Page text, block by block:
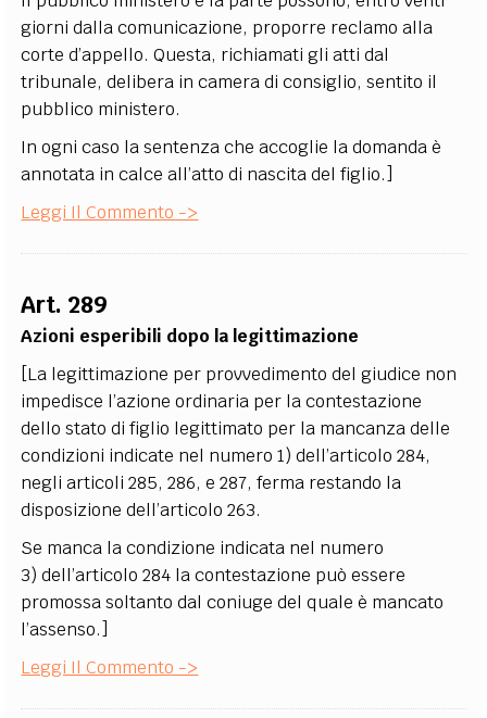
giorni dalla comunicazione, proporre reclamo alla
corte d’appello. Questa, richiamati gli atti dal
tribunale, delibera in camera di consiglio, sentito il
pubblico ministero.
In ogni caso la sentenza che accoglie la domanda è
annotata in calce all’atto di nascita del figlio.]
Leggi Il Commento ->
Art. 289
Azioni esperibili dopo la legittimazione
[La legittimazione per provvedimento del giudice non
impedisce l’azione ordinaria per la contestazione
dello stato di figlio legittimato per la mancanza delle
condizioni indicate nel numero 1) dell’articolo 284,
negli articoli 285, 286, e 287, ferma restando la
disposizione dell’articolo 263.
Se manca la condizione indicata nel numero
3) dell’articolo 284 la contestazione può essere
promossa soltanto dal coniuge del quale è mancato
l’assenso.]
Leggi Il Commento ->